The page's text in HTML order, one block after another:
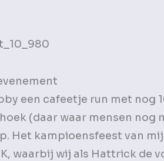
een cafeetje run met nog
(daar waar mensen nog
Het kampioensfeest van
waarbij wij als Hattrick de